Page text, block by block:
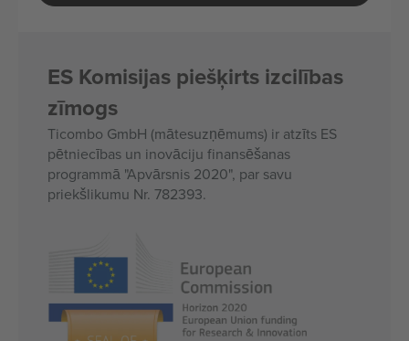
ES Komisijas piešķirts izcilības
zīmogs
Ticombo GmbH (mātesuzņēmums) ir atzīts ES
pētniecības un inovāciju finansēšanas
programmā "Apvārsnis 2020", par savu
priekšlikumu Nr. 782393.